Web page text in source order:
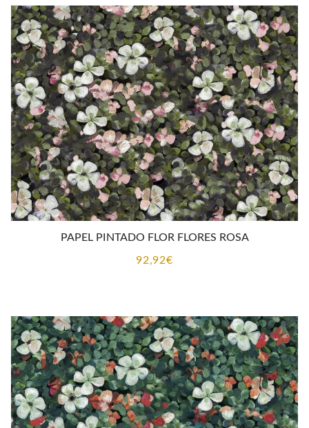
PAPEL PINTADO FLOR FLORES ROSA
92,92€